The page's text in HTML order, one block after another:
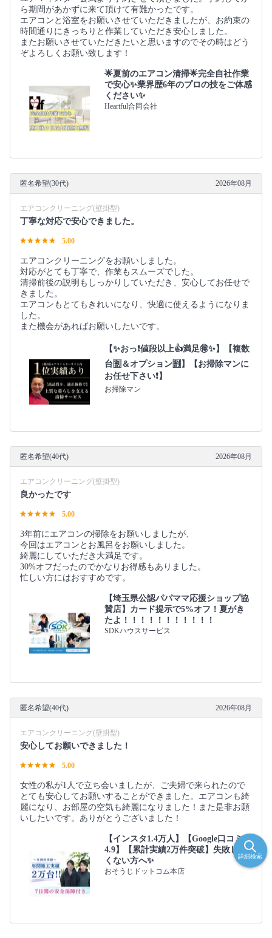
ら期間があかずに来て頂けて有難かったです。
エアコンと浴室をお願いさせていただきましたが、お約束の
時間通りにきっちりと作業していただき安心しました。
またお願いさせていただきたいと思いますのでその時はどう
ぞよろしくお願い致します！
🌟夏前のエアコン清掃🌟完全自社作業
で安心✨業界歴6年のプロの技をご体感
ください✨
Heartful合同会社
匿名希望(30代) 2026年08月
エアコンクリーニング(壁掛型)
丁寧な対応で安心できました。
5.00
エアコンクリーニングをお願いしました。
対応がとても丁寧で、作業もスムーズでした。
清掃前後の説明もしっかりしていただき、安心してお任せで
きました。
エアコンもとてもきれいになり、快適に使えるようになりま
した。
また機会があればお願いしたいです。
【✨おっ❗値段以上👍満足🉐✨】【複数
台🈹＆オプション🈹】【お掃除マンに
お任せ下さい❗】
お掃除マン
匿名希望(40代) 2026年08月
エアコンクリーニング(壁掛型)
良かったです
5.00
3年前にエアコンの掃除をお願いしましたが、
今回はエアコンとお風呂をお願いしました。
綺麗にしていただき大満足です。
30%オフだったのでかなりお得感もありました。
忙しい方にはおすすめです。
【埼玉県公認パパママ応援ショップ協
賛店】カード提示で5%オフ！夏がき
たよ！！！！！！！！！！！
SDKハウスサービス
匿名希望(40代) 2026年08月
エアコンクリーニング(壁掛型)
安心してお願いできました！
5.00
女性の私が1人で立ち会いましたが、ご夫婦で来られたので
とても安心してお願いすることができました。エアコンも綺
麗になり、お部屋の空気も綺麗になりました！また是非お願
いしたいです。ありがとうございました！
【インスタ1.4万人】【Google口コミ
4.9】【累計実績2万件突破】失敗した
くない方へ✨
おそうじドットコム本店
詳細検索